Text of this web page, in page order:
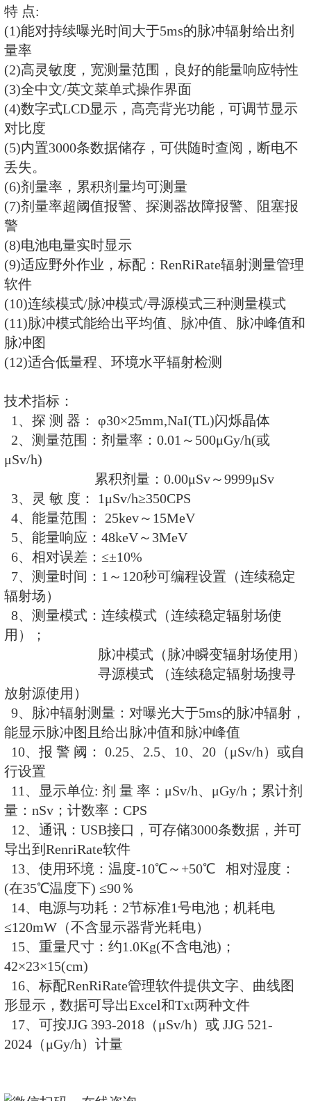
REN500A型智能化х、γ辐
标配的RenRiRate辐射剂量
特 点:
(1)能对持续曝光时间大于5ms的脉
量率
(2)高灵敏度，宽测量范围，良好
(3)全中文/英文菜单式操作界面
(4)数字式LCD显示，高亮背光功
对比度
(5)内置3000条数据储存，可供随
丢失。
(6)剂量率，累积剂量均可测量
(7)剂量率超阈值报警、探测器故
(8)电池电量实时显示
(9)适应野外作业，标配：
软件
(10)连续模式/脉冲模式/寻源模式
(11)脉冲模式能给出平均值、脉冲
脉冲图
(12)适合低量程、环境水平辐射检
技术指标：
1、探 测 器：
2、测量范围：剂量率：0.01～
μSv/h)
累积剂量：0.00μSv～
3、灵 敏 度： 1μSv/h≥350CPS